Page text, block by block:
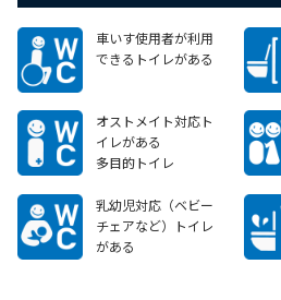
車いす使用者が利用
できるトイレがある
オストメイト対応ト
イレがある
多目的トイレ
乳幼児対応（ベビー
チェアなど）トイレ
がある